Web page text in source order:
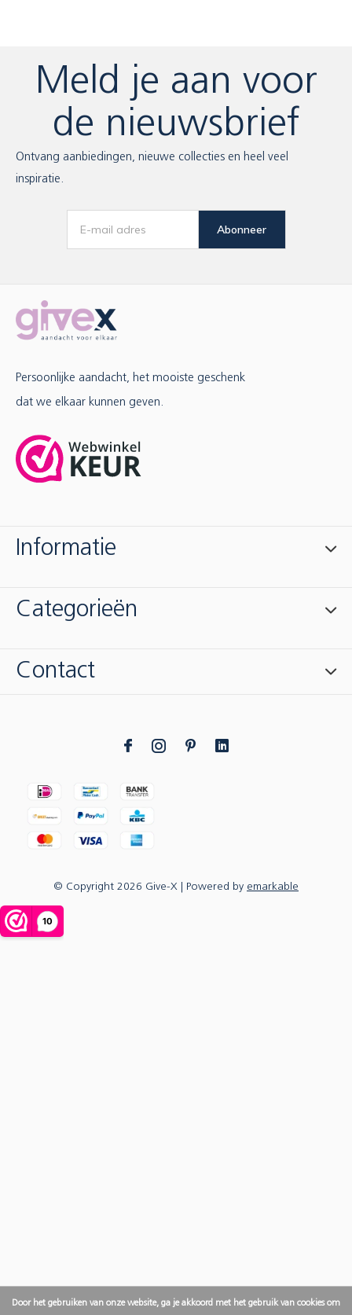
Meld je aan voor
de nieuwsbrief
Ontvang aanbiedingen, nieuwe collecties en heel veel
inspiratie.
Abonneer
Persoonlijke aandacht, het mooiste geschenk
dat we elkaar kunnen geven.
Informatie
Categorieën
Contact
© Copyright 2026 Give-X | Powered by emarkable
Door het gebruiken van onze website, ga je akkoord met het gebruik van cookies om